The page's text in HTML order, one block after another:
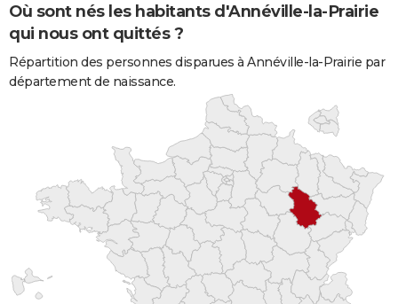
Où sont nés les habitants d'Annéville-la-Prairie
qui nous ont quittés ?
Répartition des personnes disparues à Annéville-la-Prairie par
département de naissance.